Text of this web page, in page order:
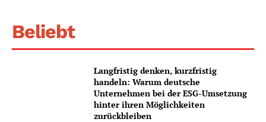
Beliebt
Langfristig denken, kurzfristig
handeln: Warum deutsche
Unternehmen bei der ESG-Umsetzung
hinter ihren Möglichkeiten
zurückbleiben